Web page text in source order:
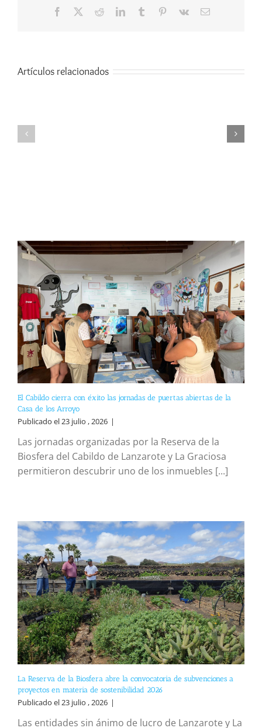
Facebook RedditLinkedInTumblr Pinterest
Vk
Correo
Artículos relacionados
El Cabildo cierra con éxito las jornadas de puertas abiertas de la
Casa de los Arroyo
Publicado el 23 julio , 2026 |
Las jornadas organizadas por la Reserva de la
Biosfera del Cabildo de Lanzarote y La Graciosa
permitieron descubrir uno de los inmuebles [...]
La Reserva de la Biosfera abre la convocatoria de subvenciones a
proyectos en materia de sostenibilidad 2026
Publicado el 23 julio , 2026 |
Las entidades sin ánimo de lucro de Lanzarote y La